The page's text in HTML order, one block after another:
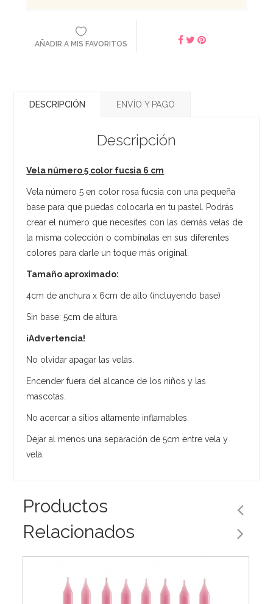
AÑADIR A MIS FAVORITOS
DESCRIPCIÓN ENVÍO Y PAGO
Descripción
Vela número 5 color fucsia 6 cm
Vela número 5 en color rosa fucsia con una pequeña
base para que puedas colocarla en tu pastel. Podrás
crear el número que necesites con las demás velas de
la misma colección o combínalas en sus diferentes
colores para darle un toque más original.
Tamaño aproximado:
4cm de anchura x 6cm de alto (incluyendo base)
Sin base: 5cm de altura.
¡Advertencia!
No olvidar apagar las velas.
Encender fuera del alcance de los niños y las
mascotas.
No acercar a sitios altamente inflamables.
Dejar al menos una separación de 5cm entre vela y
vela.
Productos
Relacionados